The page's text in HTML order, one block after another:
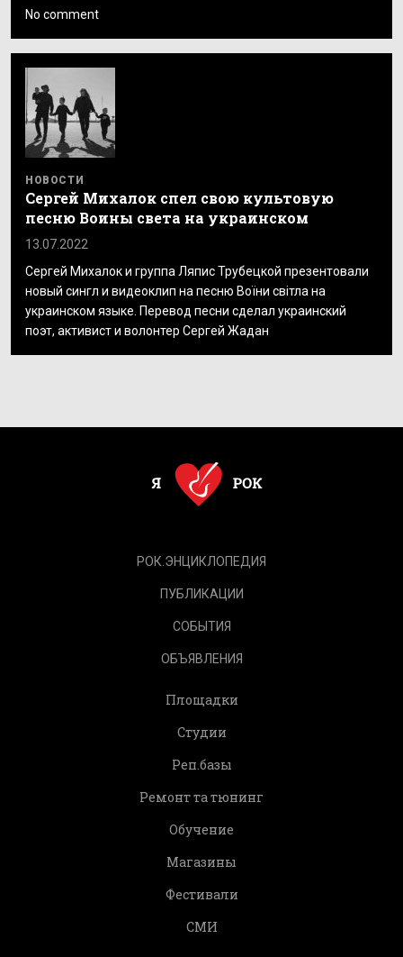
No comment
НОВОСТИ
Сергей Михалок спел свою культовую
песню Воины света на украинском
13.07.2022
Сергей Михалок и группа Ляпис Трубецкой презентовали
новый сингл и видеоклип на песню Воїни світла на
украинском языке. Перевод песни сделал украинский
поэт, активист и волонтер Сергей Жадан
РОК.ЭНЦИКЛОПЕДИЯ
ПУБЛИКАЦИИ
СОБЫТИЯ
ОБЪЯВЛЕНИЯ
Площадки
Студии
Реп.базы
Ремонт та тюнинг
Обучение
Магазины
Фестивали
СМИ